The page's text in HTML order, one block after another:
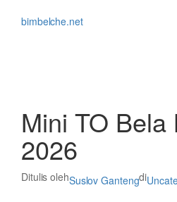
bimbelche.net
Mini TO Bela
2026
Ditulis olehSuslov Gantengdi